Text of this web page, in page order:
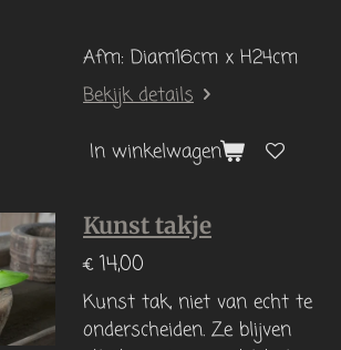
Afm: Diam16cm x H24cm
Bekijk details
In winkelwagen
Kunst takje
€ 14,00
Kunst tak, niet van echt te
onderscheiden. Ze blijven